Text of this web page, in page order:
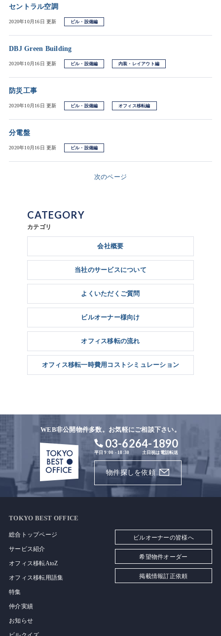
セントラル空調
2020年10月16日 更新 ビル・設備編
DBJ Green Building
2020年10月16日 更新 ビル・設備編 内装・レイアウト編
防災工事
2020年10月16日 更新 ビル・設備編 オフィス移転編
分電盤
2020年10月16日 更新 ビル・設備編
次のページ
CATEGORY
カテゴリ
会社概要
当社のサービスについて
よくいただくご質問
ビルオーナー様向け
オフィス移転の流れ
オフィス移転一時費用コストシミュレーション
WEB非公開物件多数。お気軽にご相談下さい。
03-6264-1890
平日 9:00 - 18:30 土日祝は電話転送
物件探しを依頼
TOKYO BEST OFFICE
総合トップページ
サービス紹介
オフィス移転AtoZ
オフィス移転用語集
特集
仲介実績
お知らせ
ビルオーナーの皆様へ
希望物件オーダー
掲載情報訂正依頼